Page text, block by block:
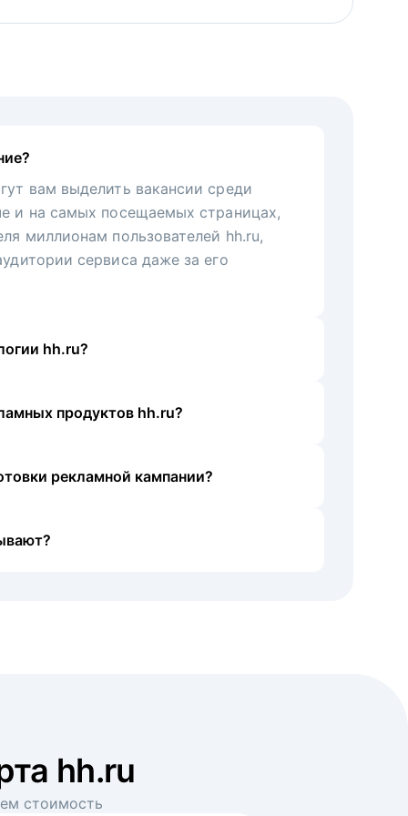
вам выделить вакансии среди
и на самых посещаемых страницах,
миллионам пользователей hh.ru,
сервиса даже за его
hh.ru?
продуктов hh.ru?
рекламной кампании?
hh.ru
стоимость